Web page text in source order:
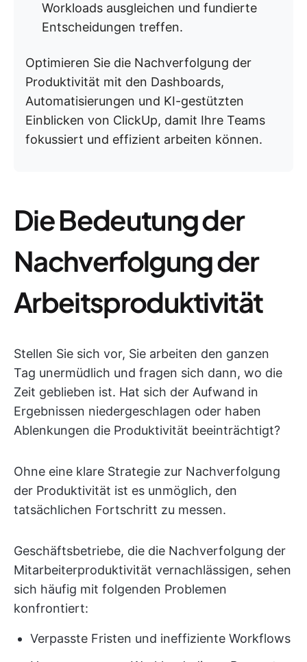
Workloads ausgleichen und fundierte
Entscheidungen treffen.
Optimieren Sie die Nachverfolgung der
Produktivität mit den Dashboards,
Automatisierungen und KI-gestützten
Einblicken von ClickUp, damit Ihre Teams
fokussiert und effizient arbeiten können.
Die Bedeutung der
Nachverfolgung der
Arbeitsproduktivität
Stellen Sie sich vor, Sie arbeiten den ganzen
Tag unermüdlich und fragen sich dann, wo die
Zeit geblieben ist. Hat sich der Aufwand in
Ergebnissen niedergeschlagen oder haben
Ablenkungen die Produktivität beeinträchtigt?
Ohne eine klare Strategie zur Nachverfolgung
der Produktivität ist es unmöglich, den
tatsächlichen Fortschritt zu messen.
Geschäftsbetriebe, die die Nachverfolgung der
Mitarbeiterproduktivität vernachlässigen, sehen
sich häufig mit folgenden Problemen
konfrontiert:
Verpasste Fristen und ineffiziente Workflows